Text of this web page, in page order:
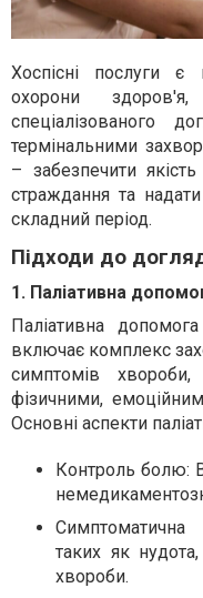
Хоспісні послуги
охорони
спеціалізованого
термінальними
– забезпечити
страждання та
складний період.
Підходи до
1. Паліативна
Паліативна
включає комплекс
симптомів
фізичними,
Основні аспекти
Контроль болю:
Симптоматична
таких як
хвороби.